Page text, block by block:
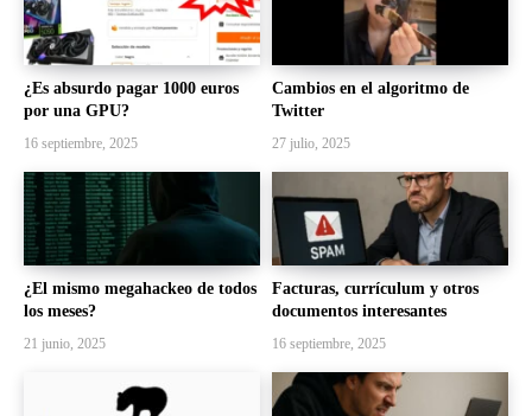
¿Es absurdo pagar 1000 euros
por una GPU?
16 septiembre, 2025
Cambios en el algoritmo de
Twitter
27 julio, 2025
¿El mismo megahackeo de todos
los meses?
21 junio, 2025
Facturas, currículum y otros
documentos interesantes
16 septiembre, 2025